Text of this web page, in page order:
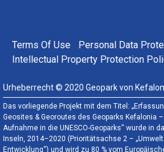
FOOTER MENU
Terms Of Use
Personal Data
Intellectual Property Protection
Urheberrecht © 2020 Geopark von
Das vorliegende Projekt mit dem Titel:
Geosites & Georoutes des Geoparks Kefalonia
Aufnahme in die UNESCO-Geoparks“ wurde in
Inseln, 2014–2020 (Prioritätsachse 2 –
Entwicklung“) und wird zu 80 % vom